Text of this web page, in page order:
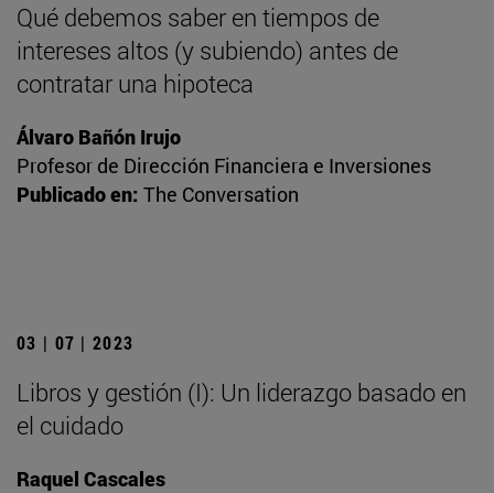
Qué debemos saber en tiempos de
intereses altos (y subiendo) antes de
contratar una hipoteca
Álvaro Bañón Irujo
Profesor de Dirección Financiera e Inversiones
Publicado en: The Conversation
03 | 07 | 2023
Libros y gestión (I): Un liderazgo basado en
el cuidado
Raquel Cascales